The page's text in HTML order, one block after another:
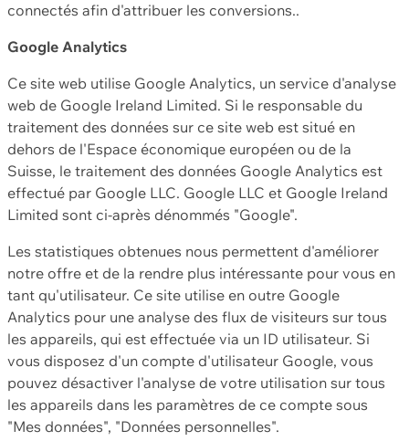
connectés afin d'attribuer les conversions..
Google Analytics
Ce site web utilise Google Analytics, un service d'analyse
web de Google Ireland Limited. Si le responsable du
traitement des données sur ce site web est situé en
dehors de l'Espace économique européen ou de la
Suisse, le traitement des données Google Analytics est
effectué par Google LLC. Google LLC et Google Ireland
Limited sont ci-après dénommés "Google".
Les statistiques obtenues nous permettent d'améliorer
notre offre et de la rendre plus intéressante pour vous en
tant qu'utilisateur. Ce site utilise en outre Google
Analytics pour une analyse des flux de visiteurs sur tous
les appareils, qui est effectuée via un ID utilisateur. Si
vous disposez d'un compte d'utilisateur Google, vous
pouvez désactiver l'analyse de votre utilisation sur tous
les appareils dans les paramètres de ce compte sous
"Mes données", "Données personnelles".